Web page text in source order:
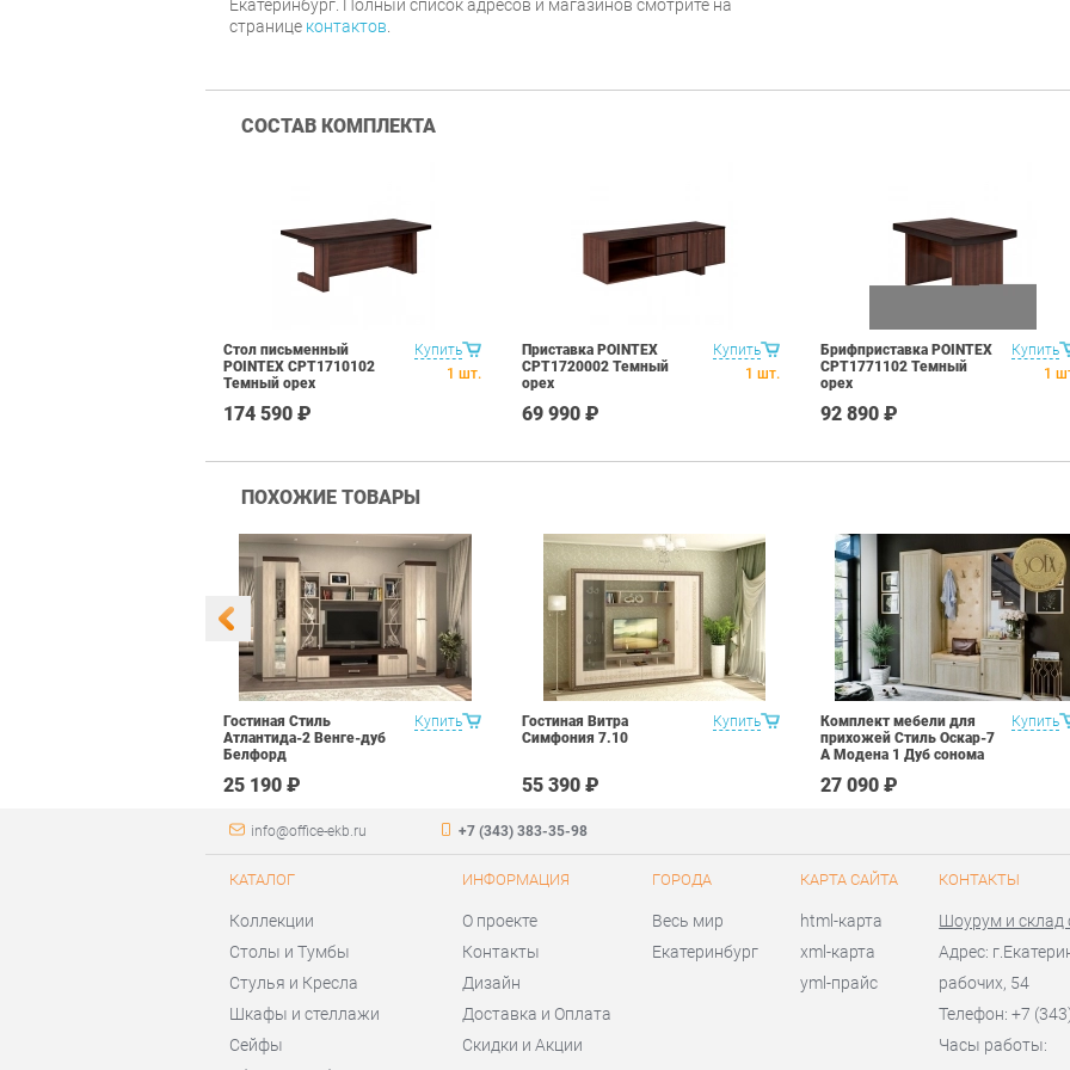
Екатеринбург. Полный список адресов и магазинов смотрите на
странице контактов
СОСТАВ КОМПЛЕКТА
Купить
Стол письменный
POINTEX CPT1710102
Темный орех
174 590 ₽
1 шт.
Купить
Приставка POINTEX
CPT1720002 Темный
орех
69 990 ₽
1 шт.
Купить
Брифприставка POINTEX
CPT1771102 Темный
орех
92 890 ₽
1
ПОХОЖИЕ ТОВАРЫ
Купить
Гостиная Стиль
Атлантида-2 Венге-дуб
Белфорд
25 190 ₽
Купить
Гостиная Витра
Симфония 7.10
55 390 ₽
Купить
Комплект мебели для
прихожей Стиль Оскар-7
А Модена 1 Дуб сонома
27 090 ₽
info@office-ekb.ru +7 (343) 383-35-98
КАТАЛОГ
Коллекции
Столы и Тумбы
Стулья и Кресла
Шкафы и стеллажи
Сейфы
ИНФОРМАЦИЯ
О проекте
Контакты
Дизайн
Доставка и Оплата
Скидки и Акции
ГОРОДА
Весь мир
Екатеринбург
КАРТА САЙТА
html-карта
xml-карта
yml-прайс
КОНТАКТЫ
Шоурум и
Адрес:
рабочих, 54
Телефон: +7
Часы работы: